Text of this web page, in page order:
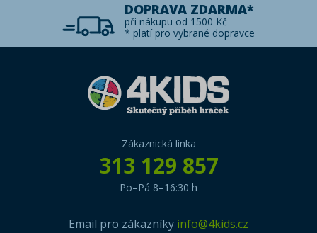
DOPRAVA ZDARMA*
při nákupu od 1500 Kč
* platí pro vybrané dopravce
Zákaznická linka
313 129 857
Po–Pá 8–16:30 h
Email pro zákazníky info@4kids.cz